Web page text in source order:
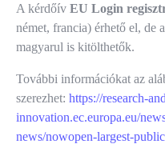
A kérdőív EU Login
német, francia) érhető el, de
magyarul is kitölthetők.
További információkat az
szerezhet: https://research-
innovation.ec.europa.eu/
news/nowopen-largest-